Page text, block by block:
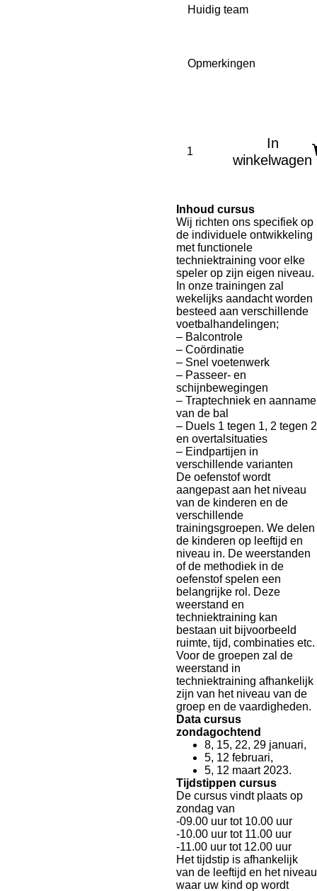
Huidig team
Opmerkingen
In
winkelwagen
Inhoud cursus
Wij richten ons specifiek op
de individuele ontwikkeling
met functionele
techniektraining voor elke
speler op zijn eigen niveau.
In onze trainingen zal
wekelijks aandacht worden
besteed aan verschillende
voetbalhandelingen;
– Balcontrole
– Coördinatie
– Snel voetenwerk
– Passeer- en
schijnbewegingen
– Traptechniek en aanname
van de bal
– Duels 1 tegen 1, 2 tegen 2
en overtalsituaties
– Eindpartijen in
verschillende varianten
De oefenstof wordt
aangepast aan het niveau
van de kinderen en de
verschillende
trainingsgroepen. We delen
de kinderen op leeftijd en
niveau in. De weerstanden
of de methodiek in de
oefenstof spelen een
belangrijke rol. Deze
weerstand en
techniektraining kan
bestaan uit bijvoorbeeld
ruimte, tijd, combinaties etc.
Voor de groepen zal de
weerstand in
techniektraining afhankelijk
zijn van het niveau van de
groep en de vaardigheden.
Data cursus
zondagochtend
8, 15, 22, 29 januari,
5, 12 februari,
5, 12 maart 2023.
Tijdstippen cursus
De cursus vindt plaats op
zondag van
-09.00 uur tot 10.00 uur
-10.00 uur tot 11.00 uur
-11.00 uur tot 12.00 uur
Het tijdstip is afhankelijk
van de leeftijd en het niveau
waar uw kind op wordt